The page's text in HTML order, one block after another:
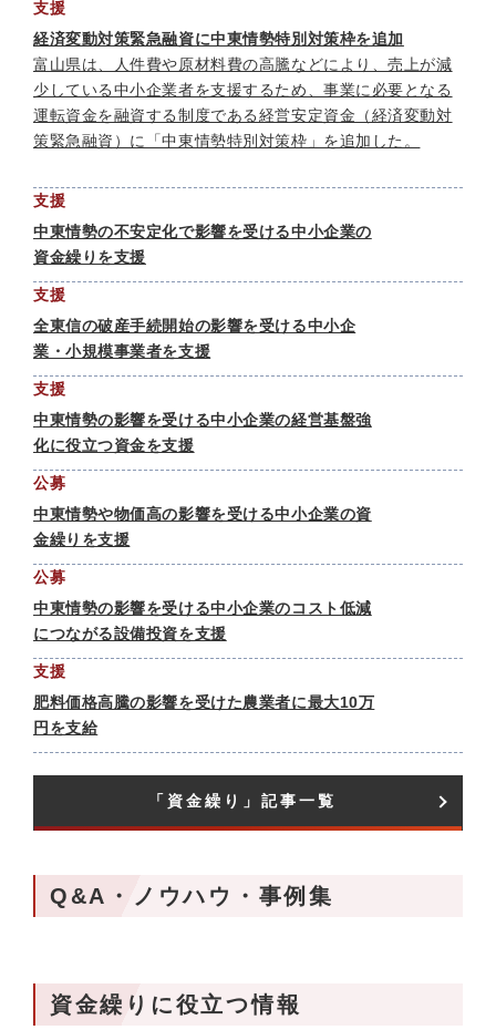
支援
経済変動対策緊急融資に中東情勢特別対策枠を追加
富山県は、人件費や原材料費の高騰などにより、売上が減
少している中小企業者を支援するため、事業に必要となる
運転資金を融資する制度である経営安定資金（経済変動対
策緊急融資）に「中東情勢特別対策枠」を追加した。
支援
中東情勢の不安定化で影響を受ける中小企業の
資金繰りを支援
支援
全東信の破産手続開始の影響を受ける中小企
業・小規模事業者を支援
支援
中東情勢の影響を受ける中小企業の経営基盤強
化に役立つ資金を支援
公募
中東情勢や物価高の影響を受ける中小企業の資
金繰りを支援
公募
中東情勢の影響を受ける中小企業のコスト低減
につながる設備投資を支援
支援
肥料価格高騰の影響を受けた農業者に最大10万
円を支給
「資金繰り」記事一覧
Q&A・ノウハウ・事例集
資金繰りに役立つ情報